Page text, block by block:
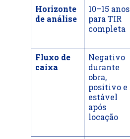
Horizonte
de análise
10–15 anos
para TIR
completa
Fluxo de
caixa
Negativo
durante
obra,
positivo e
estável
após
locação